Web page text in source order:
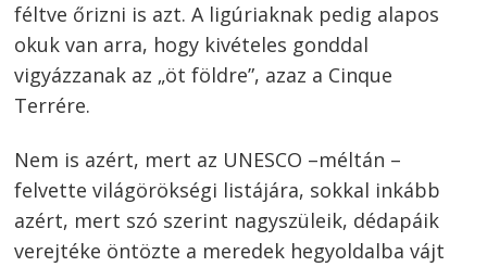
féltve őrizni is azt. A ligúriaknak pedig alapos
okuk van arra, hogy kivételes gonddal
vigyázzanak az „öt földre”, azaz a Cinque
Terrére.
Nem is azért, mert az UNESCO –méltán –
felvette világörökségi listájára, sokkal inkább
azért, mert szó szerint nagyszüleik, dédapáik
verejtéke öntözte a meredek hegyoldalba vájt